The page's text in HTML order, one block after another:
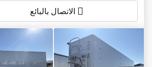
الاتصال بالبائع